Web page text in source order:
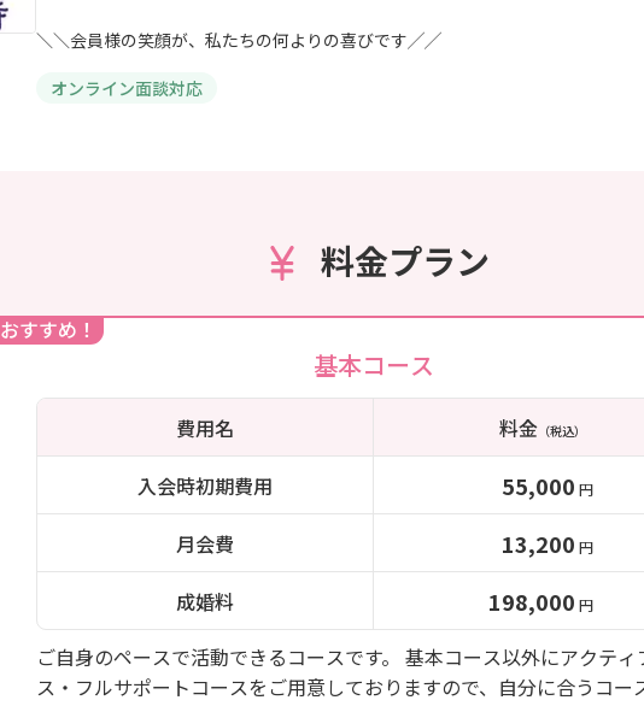
＼＼会員様の笑顔が、私たちの何よりの喜びです╱╱
オンライン面談対応
料金プラン
おすすめ！
基本コース
費用名 料金（税込）
入会時初期費用 55,000 円
月会費 13,200 円
成婚料 198,000 円
ご自身のペースで活動できるコースです。 基本コース以外にアクティ
ス・フルサポートコースをご用意しておりますので、自分に合うコー